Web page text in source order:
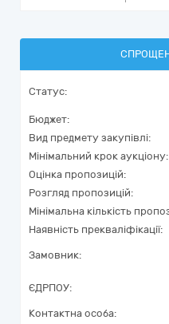
Статус:
Бюджет:
Вид предмету закупівлі:
Мінімальний крок аукціону:
Оцінка пропозицій:
Розгляд пропозицій:
Мінімальна кількість
Наявність прекваліфікації:
Замовник:
ЄДРПОУ:
Контактна особа: